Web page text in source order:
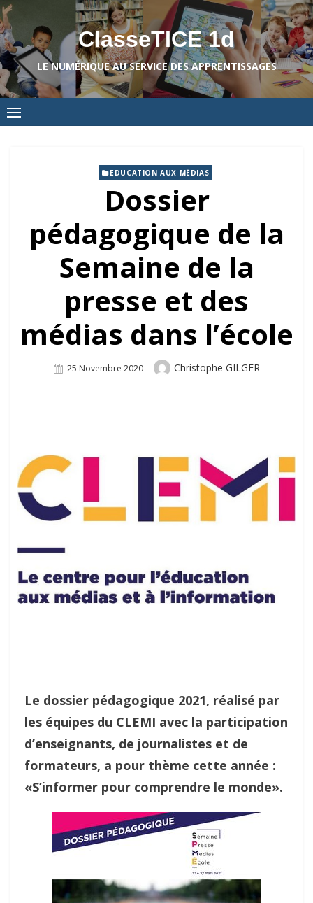
Skip
to
content
ClasseTICE 1d
LE NUMÉRIQUE AU SERVICE DES APPRENTISSAGES
EDUCATION AUX MÉDIAS
Dossier
pédagogique de la
Semaine de la
presse et des
médias dans l’école
Posted
25 Novembre 2020 Author
Christophe GILGER
Le dossier pédagogique 2021, réalisé par
les équipes du CLEMI avec la participation
d’enseignants, de journalistes et de
formateurs, a pour thème cette année :
«S’informer pour comprendre le monde».